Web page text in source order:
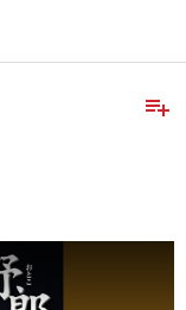
playlist_add